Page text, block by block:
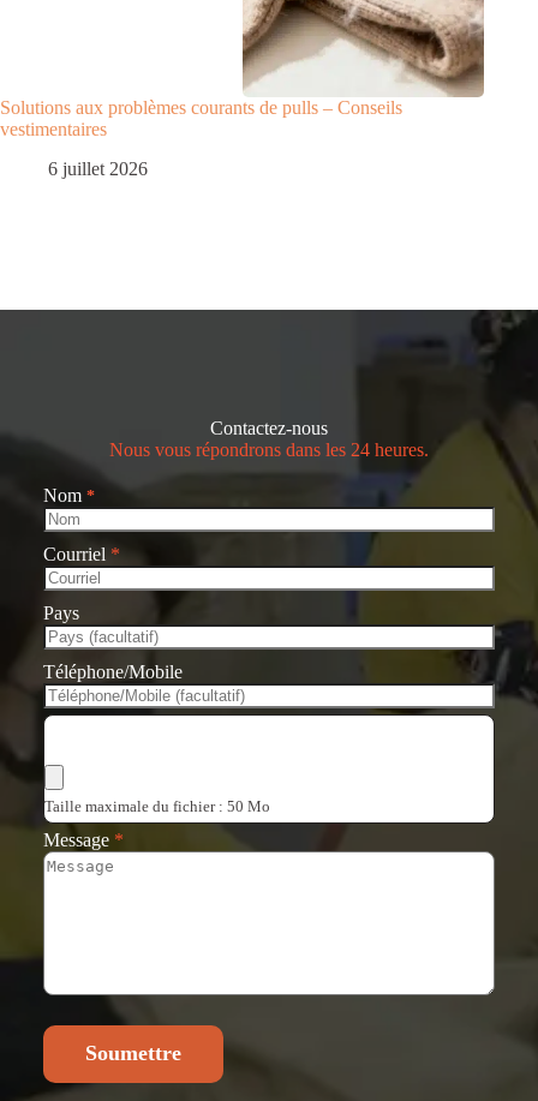
Solutions aux problèmes courants de pulls – Conseils
vestimentaires
6 juillet 2026
Contactez-nous
Nous vous répondrons dans les 24 heures.
Nom *
Courriel *
Pays
Téléphone/Mobile
Taille maximale du fichier : 50 Mo
Message *
Soumettre